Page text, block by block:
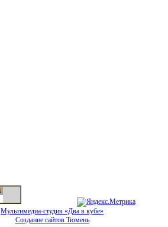
Мультимедиа-студия «Два в кубе»
Создание сайтов Тюмень